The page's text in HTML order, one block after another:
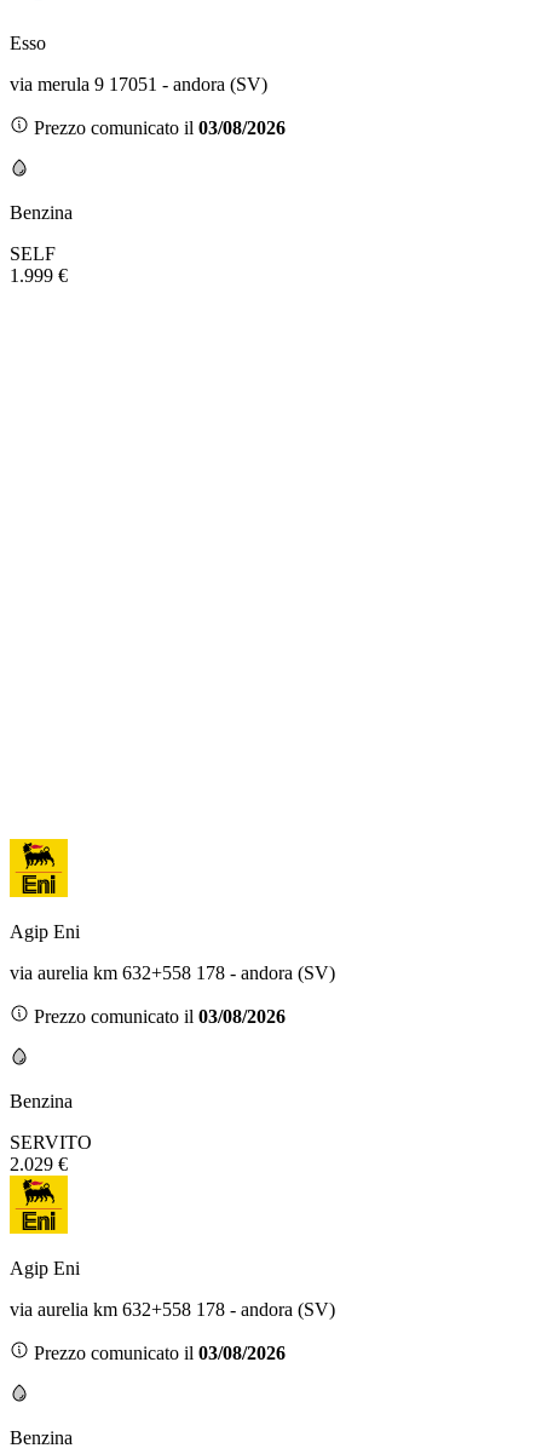
Esso
via merula 9 17051 - andora (SV)
Prezzo comunicato il 03/08/2026
Benzina
SELF
1.999 €
Agip Eni
via aurelia km 632+558 178 - andora (SV)
Prezzo comunicato il 03/08/2026
Benzina
SERVITO
2.029 €
Agip Eni
via aurelia km 632+558 178 - andora (SV)
Prezzo comunicato il 03/08/2026
Benzina